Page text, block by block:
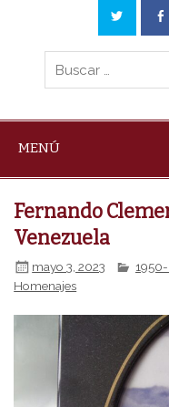
MENÚ
Fernando
Venezuela
mayo 3, 2023 1950-
Homenajes